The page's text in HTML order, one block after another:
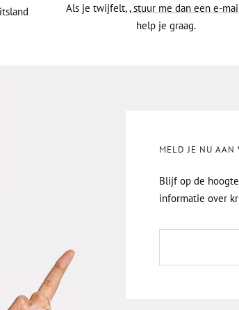
Als je twijfelt,, stuur me dan een e-
help je graag.
MELD JE NU AAN
Blijf op de
informatie over